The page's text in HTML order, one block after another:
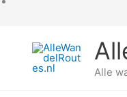
Alle